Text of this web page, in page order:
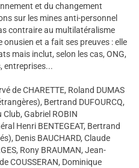
et du changement
sur les mines anti-personnel
contraire au multilatéralisme
onusien et a fait ses preuves : elle
mais inclut, selon les cas, ONG,
entreprises...
de CHARETTE, Roland DUMAS
Bertrand DUFOURCQ,
Gabriel ROBIN
Henri BENTEGEAT, Bertrand
Denis BAUCHARD, Claude
Rony BRAUMAN, Jean-
COUSSERAN, Dominique